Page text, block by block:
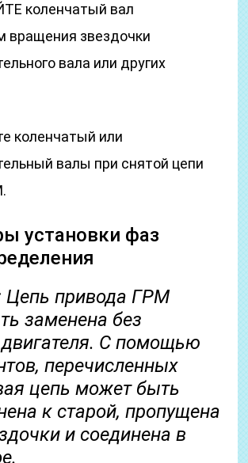
коленчатый вал
вращения звездочки
вала или других
коленчатый или
валы при снятой цепи
установки фаз
Цепь привода ГРМ
заменена без
С помощью
перечисленных
цепь может быть
к старой, пропущена
и соединена в